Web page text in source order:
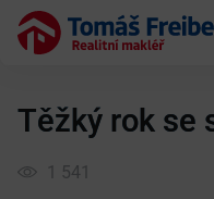
Těžký rok se
1 541